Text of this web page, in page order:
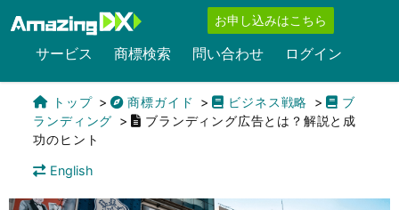
お申し込みはこちら
サービス 商標検索 問い合わせ ログイン
トップ 商標ガイド ビジネス戦略
ブ
ランディング
ブランディング広告とは？解説と成
功のヒント
English